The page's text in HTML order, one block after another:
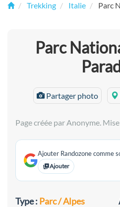
Trekking Italie Parc
Parc
Partager photo
Page créée par Anonyme.
Ajouter Randozone comme
Ajouter
Type : Parc / Alpes